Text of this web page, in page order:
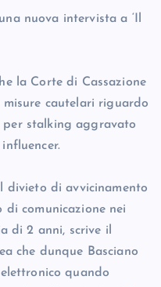
nuova intervista a ‘Il
la Corte di Cassazione
misure cautelari riguardo
per stalking aggravato
divieto di avvicinamento
comunicazione nei
di 2 anni, scrive il
che dunque Basciano
quando